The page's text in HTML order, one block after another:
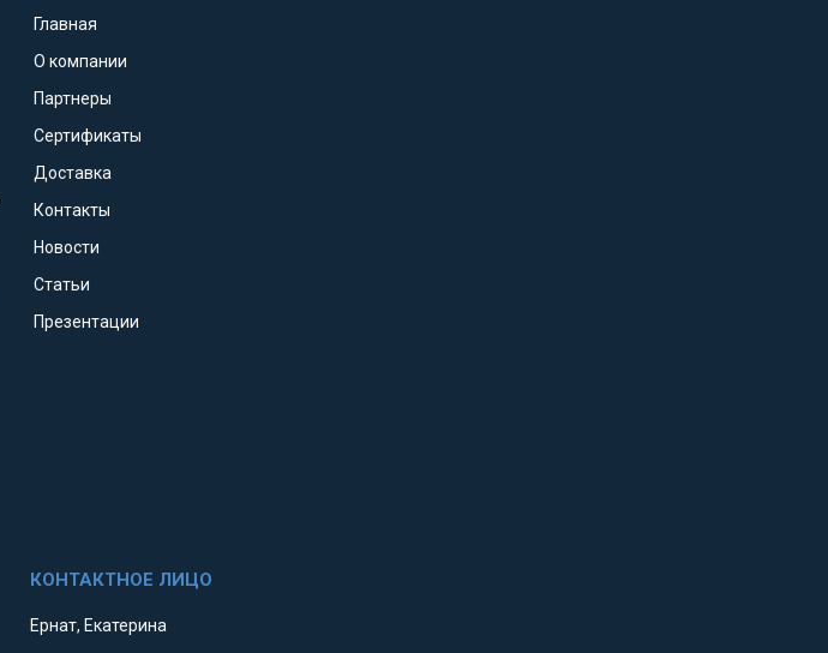
Главная
О компании
Партнеры
Сертификаты
Доставка
Контакты
Новости
Статьи
Презентации
Ернат, Екатерина